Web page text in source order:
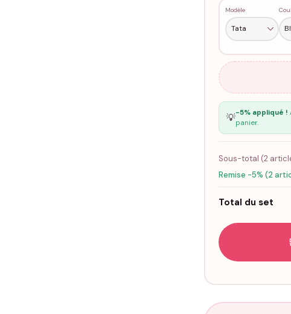
Modèle
💡-5% appliqué !
panier.
Sous-total (2
Remise -5% (2
Total du set